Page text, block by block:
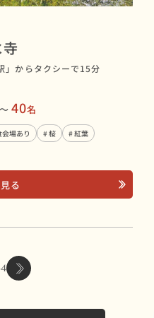
」からタクシーで15分
40名
場あり # 桜
# 紅葉
る
4